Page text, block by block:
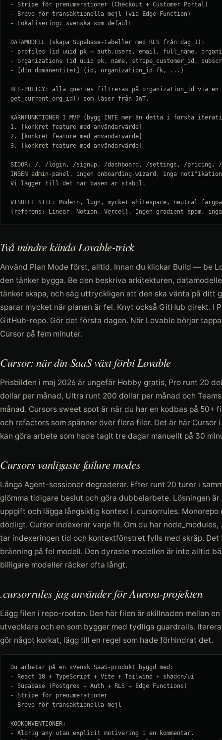
- Stripe för prenumerationer (Checkout + Customer Portal)
- Brevo för transaktionella mejl (via Edge Function)
- Lokalisering: svenska som default
DATAMODELL (skapa Supabase-tabeller med RLS från dag 1):
- profiles (id uuid pk → auth.users, email, full_name,
- organizations (id uuid pk, name, stripe_customer_id,
- [din domänentitet] (id, organization_id fk, ...)
RLS-POLICY: alla queries filtreras på organization_id via en
get_current_org_id() som läser från JWT.
KÄRNFUNKTIONER I MVP (bygg INTE mer än detta i första
1. [konkret feature med användarvärde]
2. [konkret feature med användarvärde]
3. [konkret feature med användarvärde]
SIDOR: /, /login, /signup, /dashboard, /settings, /pricing, /
INGEN admin-panel, ingen onboarding-wizard, inga
Vi lägger till det när basen är stabil.
VISUELL STIL: Modern, lugn, mycket whitespace, neutral
(referens: Linear, Notion, Vercel). Ingen gradient-spam,
Två mindre kända Lovable-trick
Använd Plan Mode först, alltid. Innan du klickar Build — be
den tänker bygga. Be den beskriva arkitekturen,
tänker skapa, och säg uttryckligen att den ska vänta på ditt
sparar mycket när planen är fel. Knyt också GitHub direkt. I
GitHub-repo. Gör det första dagen. När Lovable börjar
Cursor på fem minuter.
Cursor: när din SaaS växt förbi Lovable
Prisbilden i maj 2026 är ungefär Hobby gratis, Pro runt 20
dollar per månad, Ultra runt 200 dollar per månad och
månad. Cursors sweet spot är när du har en kodbas på 50+
och refactors som spänner över flera filer. Det är här Cursor
kan göra arbete som hade tagit tre dagar manuellt på 30
Cursors vanligaste failure modes
Långa Agent-sessioner degraderar. Efter runt 20 turer i
glömma tidigare beslut och göra dubbelarbete. Lösningen
uppgift och lägga långsiktig kontext i .cursorrules.
dödligt. Cursor indexerar varje fil. Om du har
tar indexeringen tid och kontextfönstret fylls med skräp.
bränning på fel modell. Den dyraste modellen är inte alltid
billigare modeller räcker ofta långt.
.cursorrules jag använder för Aurora-projekten
Lägg filen i repo-rooten. Den här filen är skillnaden mellan
utvecklare och en som bygger med tydliga guardrails.
gör något korkat, lägg till en regel som hade förhindrat det.
Du arbetar på en svensk SaaS-produkt byggd med:
- React 18 + TypeScript + Vite + Tailwind + shadcn/ui
- Supabase (Postgres + Auth + RLS + Edge Functions)
- Stripe för prenumerationer
- Brevo för transaktionella mejl
KODKONVENTIONER:
- Aldrig any utan explicit motivering i en kommentar.